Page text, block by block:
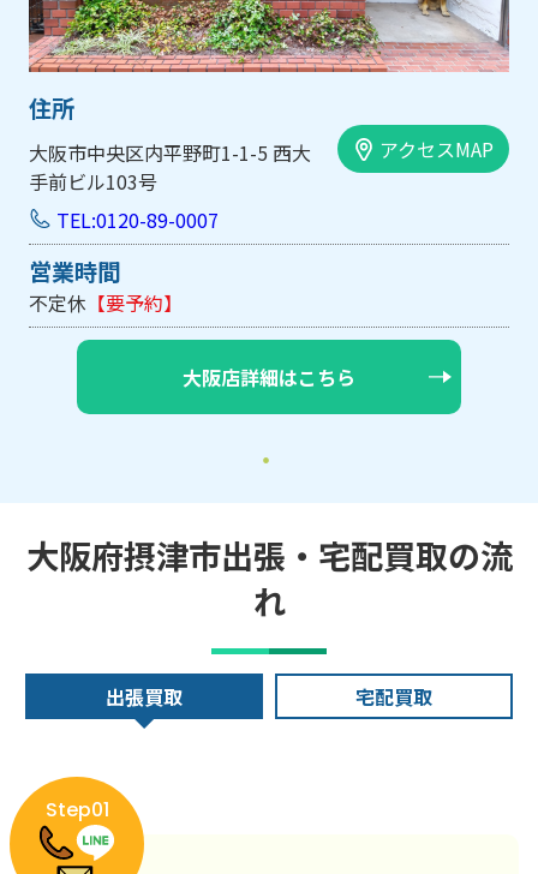
住所
大阪市中央区内平野町1-1-5 西大
手前ビル103号
アクセスMAP
TEL:0120-89-0007
営業時間
不定休 【要予約】
大阪店詳細はこちら
大阪府摂津市出張・宅配買取の流
れ
出張買取 宅配買取
Step01